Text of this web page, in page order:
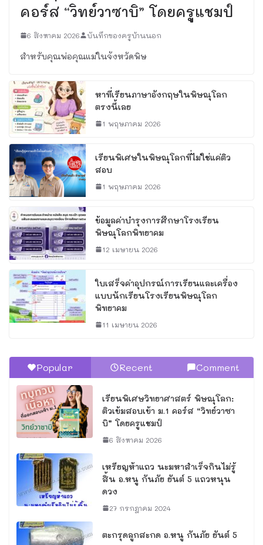
คอร์ส “วิทย์วาซาบิ” โดยครูแชมป์
6 สิงหาคม 2026 บันทึกของครูบ้านนอก
สำหรับคุณพ่อคุณแม่ในจังหวัดพิษ
หาที่เรียนภาษาอังกฤษในพิษณุโลก
ตรงนี้เลย
1 พฤษภาคม 2026
เรียนพิเศษในพิษณุโลกที่ไม่ใช่แค่ติว
สอบ
1 พฤษภาคม 2026
ข้อมูลค่าบำรุงการศึกษาโรงเรียน
พิษณุโลกพิทยาคม
12 เมษายน 2026
ใบเสร็จค่าอุปกรณ์การเรียนและเครื่อง
แบบนักเรียนโรงเรียนพิษณุโลก
พิทยาคม
11 เมษายน 2026
Popular Recent Comment
เรียนพิเศษวิทยาศาสตร์ พิษณุโลก:
ติวเข้มสอบเข้า ม.1 คอร์ส “วิทย์วาซา
บิ” โดยครูแชมป์
6 สิงหาคม 2026
เหรียญห้าแถว นะมหาสำเร็จกินไม่รู้
สิ้น อ.หนู กันภัย ยันต์ 5 แถวหนุน
ดวง
27 กรกฎาคม 2024
ตะกรุดลูกสะกด อ.หนู กันภัย ยันต์ 5